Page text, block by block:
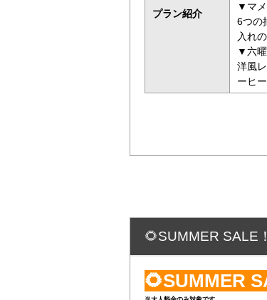
プラン紹介
▼マ
6つの
入れ
▼六
洋風
ーヒ
🌻SUMMER SALE
🌻SUMMER